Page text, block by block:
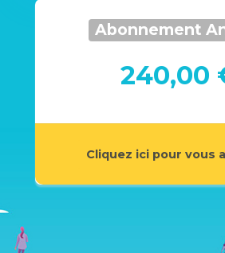
Abonnement
240,00
Cliquez ici pour vous